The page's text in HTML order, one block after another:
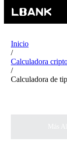
Inicio
/
Calculadora
/
Calculadora de